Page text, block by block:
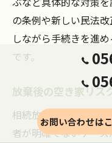
の条例や新しい民法改
しながら手続きを進
です。
放棄後の空き家リス
相続放棄後の空き家
者が明確でないケー
お問い合わせは